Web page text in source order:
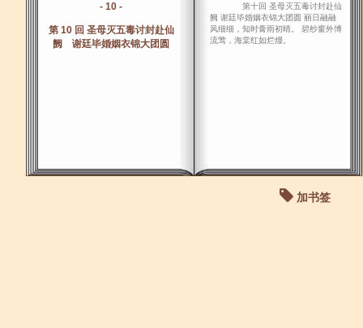
- 10 -
第 10 回 圣母灭五毒讨封赴仙
阙 谢廷毕婚姻衣锦大团圆
第十回 圣母灭五毒讨封赴仙
阙 谢廷毕婚姻衣锦大团圆 丽日融融
风细细，知时膏雨初晴。 碧纱窗外博
流莺，海棠红如烂熳。
加书签